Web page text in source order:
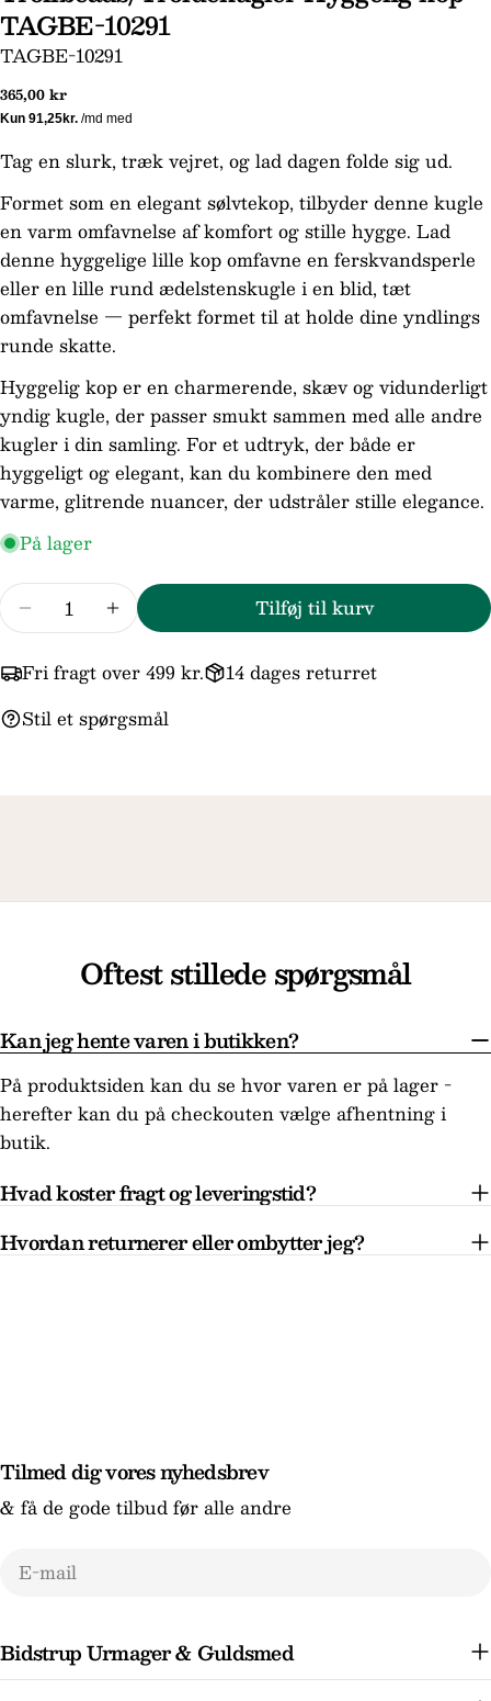
TAGBE-10291
SKU:
TAGBE-10291
Normal
pris
365,00 kr
Tag en slurk, træk vejret, og lad dagen folde sig ud.
Formet som en elegant sølvtekop, tilbyder denne kugle
en varm omfavnelse af komfort og stille hygge. Lad
denne hyggelige lille kop omfavne en ferskvandsperle
eller en lille rund ædelstenskugle i en blid, tæt
omfavnelse — perfekt formet til at holde dine yndlings
runde skatte.
Hyggelig kop er en charmerende, skæv og vidunderligt
yndig kugle, der passer smukt sammen med alle andre
kugler i din samling. For et udtryk, der både er
hyggeligt og elegant, kan du kombinere den med
varme, glitrende nuancer, der udstråler stille elegance.
På lager
Reducer mængden for Trollbeads/
Forøg mængden for Trollbeads/
Tilføj til kurv
Fri fragt over 499 kr.
14 dages returret
Stil et spørgsmål
Stil et spørgsmål
Dit
navn
Din
email
Din
telefon
besked
Felterne markeret med * er obligatoriske.
Oftest stillede spørgsmål
Kan jeg hente varen i butikken?
På produktsiden kan du se hvor varen er på lager -
herefter kan du på checkouten vælge afhentning i
butik.
Hvad koster fragt og leveringstid?
Hvordan returnerer eller ombytter jeg?
Bidstrup Urmager & Guldsmed
Tilmed dig vores nyhedsbrev
& få de gode tilbud før alle andre
E-